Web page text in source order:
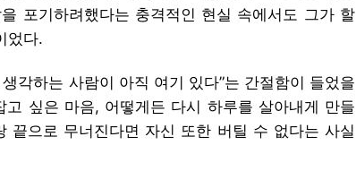
포기하려했다는 충격적인 현실 속에서도 그가 할
었다.
각하는 사람이 아직 여기 있다”는 간절함이 들었을
싶은 마음, 어떻게든 다시 하루를 살아내게 만들
끝으로 무너진다면 자신 또한 버틸 수 없다는 사실